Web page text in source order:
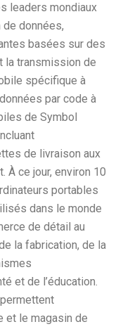
leaders mondiaux
données,
basées sur des
la transmission de
spécifique à
par code à
de Symbol
de livraison aux
À ce jour, environ 10
portables
dans le monde
de détail au
la fabrication, de la
et de l’éducation.
et le magasin de